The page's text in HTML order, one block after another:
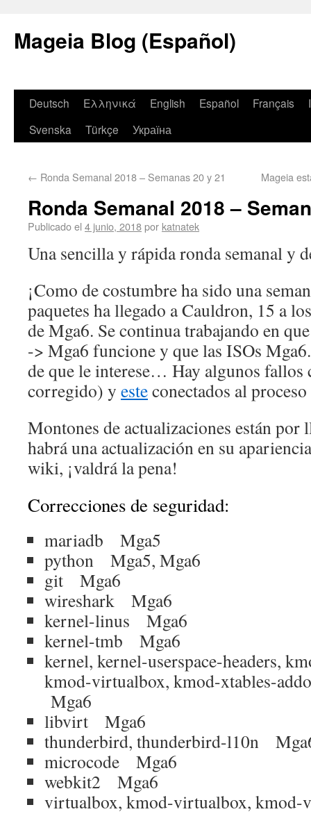
Mageia Blog (Español)
Deutsch Ελληνικά English Español Français
Svenska
Türkçe Україна
← Ronda Semanal 2018 – Semanas 20 y 21 Mageia
Ronda Semanal 2018 –
Publicado el 4 junio, 2018por katnatek
Una sencilla y rápida ronda semanal y
¡Como de costumbre ha sido una
paquetes ha llegado a Cauldron, 15 a
de Mga6. Se continua trabajando en
-> Mga6 funcione y que las ISOs
de que le interese… Hay algunos
corregido) y esteconectados al
Montones de actualizaciones están
habrá una actualización en su
wiki, ¡valdrá la pena!
Correcciones de seguridad:
mariadb Mga5
python Mga5, Mga6
git Mga6
wireshark Mga6
kernel-linus Mga6
kernel-tmb Mga6
kernel, kernel-userspace-headers,
kmod-virtualbox, kmod-xtables-
Mga6
libvirt Mga6
thunderbird, thunderbird-l10n
microcode Mga6
webkit2 Mga6
virtualbox, kmod-virtualbox,